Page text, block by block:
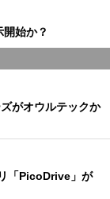
始か？
がオウルテックか
「PicoDrive」が